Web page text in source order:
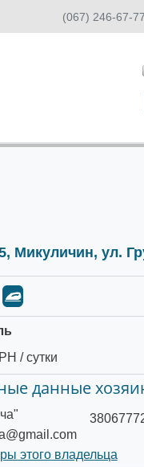
(067) 246-67-
Микуличин, ул.
/ сутки
данные
этого владельца